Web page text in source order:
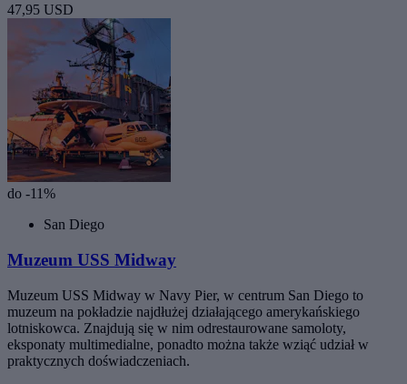
47,95 USD
do -11%
San Diego
Muzeum USS Midway
Muzeum USS Midway w Navy Pier, w centrum San Diego to
muzeum na pokładzie najdłużej działającego amerykańskiego
lotniskowca. Znajdują się w nim odrestaurowane samoloty,
eksponaty multimedialne, ponadto można także wziąć udział w
praktycznych doświadczeniach.